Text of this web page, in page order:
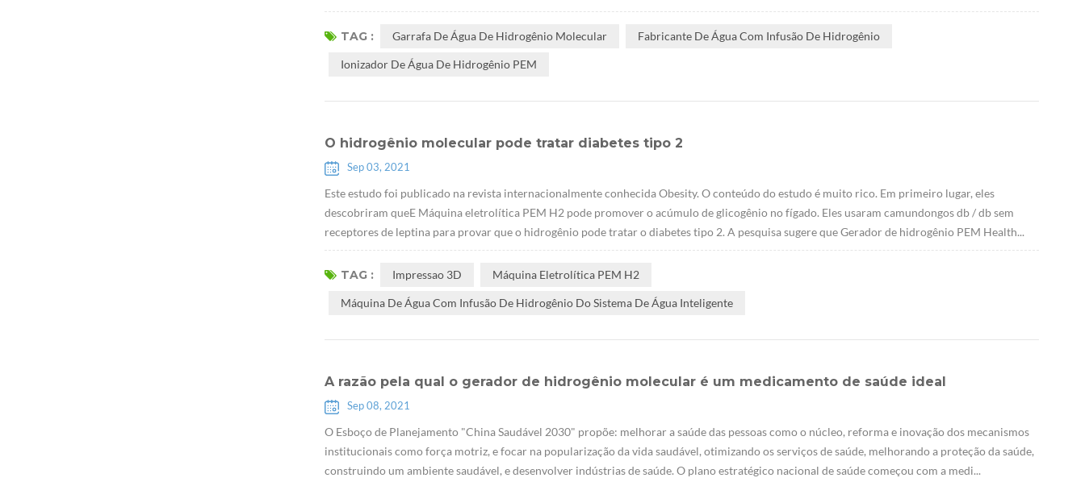
TAG : Garrafa De Água De Hidrogênio Molecular Fabricante De Água Com Infusão De Hidrogênio
Ionizador De Água De Hidrogênio PEM
O hidrogênio molecular pode tratar diabetes tipo 2
Sep 03, 2021
Este estudo foi publicado na revista internacionalmente conhecida Obesity. O conteúdo do estudo é muito rico. Em primeiro lugar, eles
descobriram queE Máquina eletrolítica PEM H2 pode promover o acúmulo de glicogênio no fígado. Eles usaram camundongos db / db sem
receptores de leptina para provar que o hidrogênio pode tratar o diabetes tipo 2. A pesquisa sugere que Gerador de hidrogênio PEM Health...
TAG : Impressao 3D Máquina Eletrolítica PEM H2
Máquina De Água Com Infusão De Hidrogênio Do Sistema De Água Inteligente
A razão pela qual o gerador de hidrogênio molecular é um medicamento de saúde ideal
Sep 08, 2021
O Esboço de Planejamento "China Saudável 2030" propõe: melhorar a saúde das pessoas como o núcleo, reforma e inovação dos mecanismos
institucionais como força motriz, e focar na popularização da vida saudável, otimizando os serviços de saúde, melhorando a proteção da saúde,
construindo um ambiente saudável, e desenvolver indústrias de saúde. O plano estratégico nacional de saúde começou com a medi...